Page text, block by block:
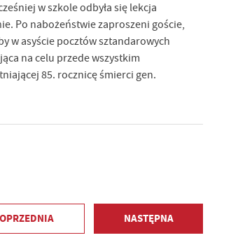
w szkole odbyła się lekcja
Po nabożeństwie zaproszeni goście,
w asyście pocztów sztandarowych
na celu przede wszystkim
85. rocznicę śmierci gen.
NASTĘPNA